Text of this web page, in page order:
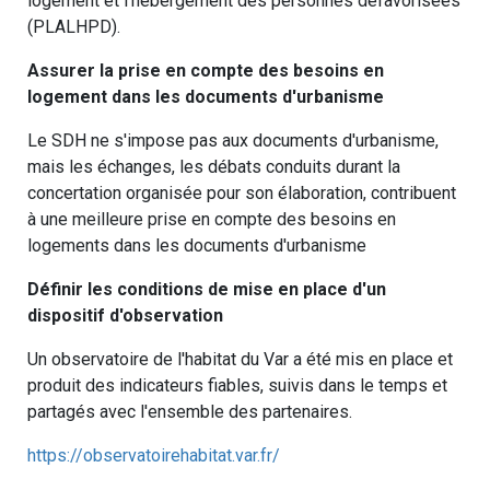
(PLALHPD).
Assurer la prise en compte des besoins en
logement dans les documents d'urbanisme
Le SDH ne s'impose pas aux documents d'urbanisme,
mais les échanges, les débats conduits durant la
concertation organisée pour son élaboration, contribuent
à une meilleure prise en compte des besoins en
logements dans les documents d'urbanisme
Définir les conditions de mise en place d'un
dispositif d'observation
Un observatoire de l'habitat du Var a été mis en place et
produit des indicateurs fiables, suivis dans le temps et
partagés avec l'ensemble des partenaires.
https://observatoirehabitat.var.fr/